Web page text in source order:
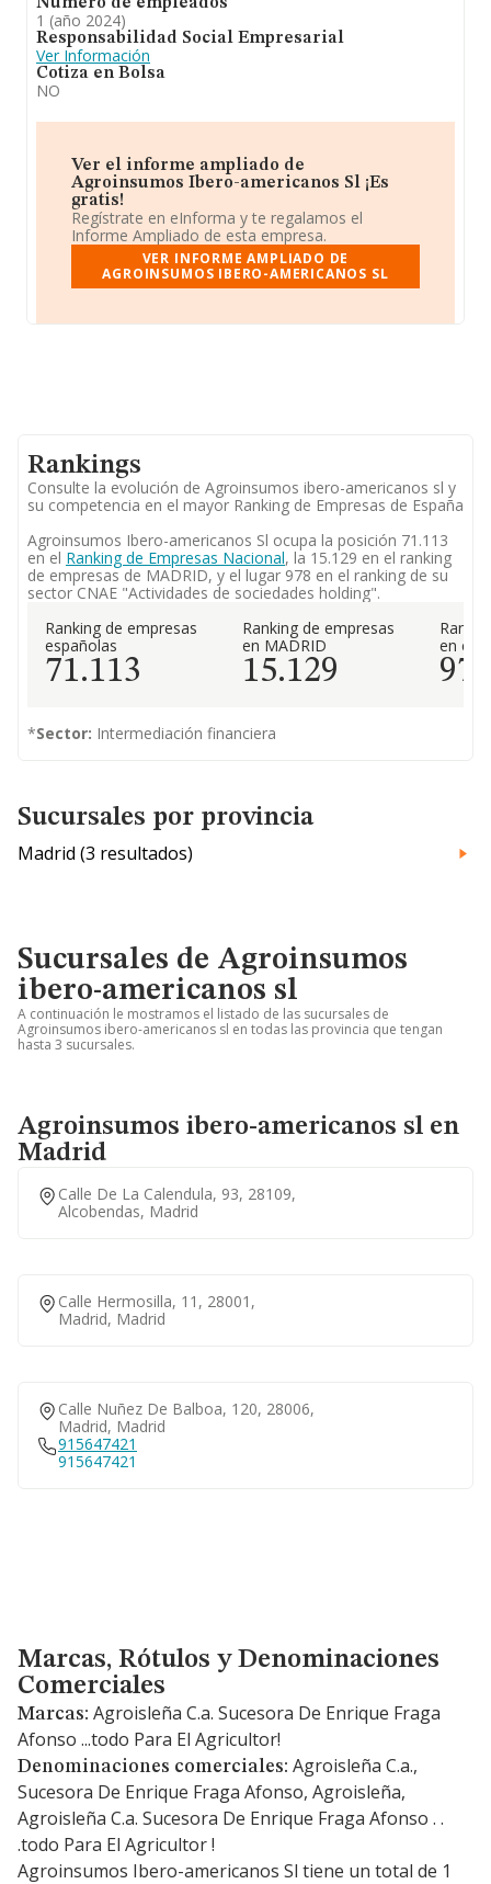
1 (año 2024)
Responsabilidad Social Empresarial
Ver Información
Cotiza en Bolsa
NO
Ver el informe ampliado de
Agroinsumos Ibero-americanos Sl ¡Es
gratis!
Regístrate en eInforma y te regalamos el
Informe Ampliado de esta empresa.
VER INFORME AMPLIADO DE
AGROINSUMOS IBERO-AMERICANOS SL
Rankings
Consulte la evolución de Agroinsumos ibero-americanos sl y
su competencia en el mayor Ranking de Empresas de España
Agroinsumos Ibero-americanos Sl ocupa la posición 71.113
en el Ranking de Empresas Nacional, la 15.129 en el ranking
de empresas de MADRID, y el lugar 978 en el ranking de su
sector CNAE "Actividades de sociedades holding".
Ranking de empresas
españolas
71.113
Ranking de empresas
en MADRID
15.129
en el
978
*Sector: Intermediación financiera
Sucursales por provincia
Madrid (3 resultados)
Sucursales de Agroinsumos
ibero-americanos sl
A continuación le mostramos el listado de las sucursales de
Agroinsumos ibero-americanos sl en todas las provincia que tengan
hasta 3 sucursales.
Agroinsumos ibero-americanos sl en
Madrid
Calle De La Calendula, 93, 28109,
Alcobendas, Madrid
Calle Hermosilla, 11, 28001,
Madrid, Madrid
Calle Nuñez De Balboa, 120, 28006,
Madrid, Madrid
915647421
915647421
Marcas, Rótulos y Denominaciones Comerciales
Marcas, Rótulos y Denominaciones
Comerciales
Marcas: Agroisleña C.a. Sucesora De Enrique Fraga
Afonso ...todo Para El Agricultor!
Denominaciones comerciales: Agroisleña C.a.,
Sucesora De Enrique Fraga Afonso, Agroisleña,
Agroisleña C.a. Sucesora De Enrique Fraga Afonso . .
.todo Para El Agricultor !
Agroinsumos Ibero-americanos Sl tiene un total de 1